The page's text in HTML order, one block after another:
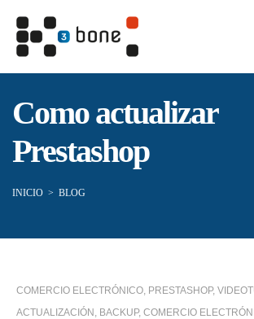
Como actualizar
Prestashop
INICIO > BLOG
COMERCIO ELECTRÓNICO PRESTASHOP,
ACTUALIZACIÓN BACKUP, COMERCIO